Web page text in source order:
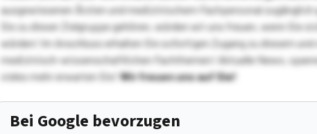
ausgewiesenen Ärzten und medizinischem Fachpersonal
Sie zu dieser Zielgruppe gehören, würden wir uns freuen, wenn Sie
würden! Im Anschluss erhalten Sie sofortigen Zugang zu diesem
medizinisch-wissenschaftlichen Fachthemen! Aktuelle News,
vieles mehr erwarten Sie!Wir freuen uns auf Sie!
Bei Google bevorzugen